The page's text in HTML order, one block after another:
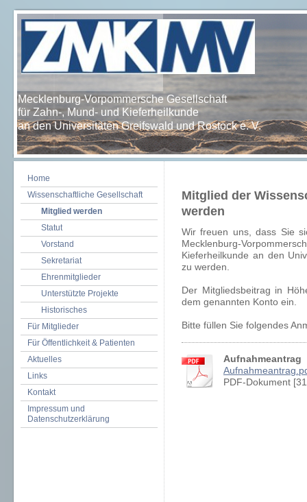
Mecklenburg-Vorpommersche Gesellschaft
für Zahn-, Mund- und Kieferheilkunde
an den Universitäten Greifswald und Rostock e. V.
Home
Wissenschaftliche Gesellschaft
Mitglied werden
Statut
Vorstand
Sekretariat
Ehrenmitglieder
Unterstützte Projekte
Historisches
Für Mitglieder
Für Öffentlichkeit & Patienten
Aktuelles
Links
Kontakt
Impressum und
Datenschutzerklärung
Mitglied der
werden
Wir freuen uns, dass Sie
Mecklenburg-
Kieferheilkunde an den
zu werden.
Der Mitgliedsbeitrag in
dem genannten Konto ein.
Bitte füllen Sie folgendes
Aufnahmeantrag
PDF-Dokument